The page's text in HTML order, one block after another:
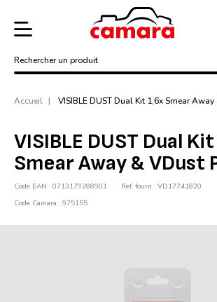
Rechercher un produit
Accueil VISIBLE DUST Dual Kit 1,6x Smear
VISIBLE DUST Dual
Smear Away & VDust
Code EAN : 0713179288901
Ref. fourn : VD17741820
Code Camara : 975155